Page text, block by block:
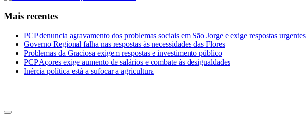
Mais recentes
PCP denuncia agravamento dos problemas sociais em São Jorge e exige respostas urgentes
Governo Regional falha nas respostas às necessidades das Flores
Problemas da Graciosa exigem respostas e investimento público
PCP Açores exige aumento de salários e combate às desigualdades
Inércia política está a sufocar a agricultura